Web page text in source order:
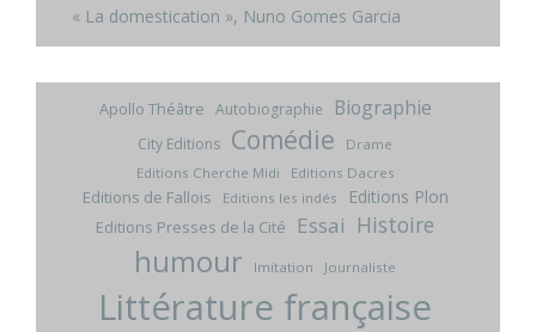
« La domestication », Nuno Gomes Garcia
Apollo Théâtre Autobiographie Biographie
City Editions Comédie
Drame
Editions Cherche Midi
Editions Dacres
Editions de Fallois Editions les indés Editions Plon
Editions Presses de la Cité Essai Histoire
humour Imitation Journaliste
Littérature française